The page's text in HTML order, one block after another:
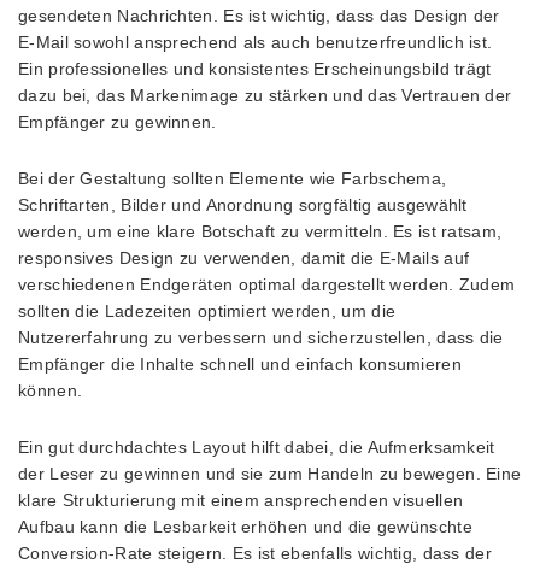
gesendeten Nachrichten. Es ist wichtig, dass das Design der
E-Mail sowohl ansprechend als auch benutzerfreundlich ist.
Ein professionelles und konsistentes Erscheinungsbild trägt
dazu bei, das Markenimage zu stärken und das Vertrauen der
Empfänger zu gewinnen.
Bei der Gestaltung sollten Elemente wie Farbschema,
Schriftarten, Bilder und Anordnung sorgfältig ausgewählt
werden, um eine klare Botschaft zu vermitteln. Es ist ratsam,
responsives Design zu verwenden, damit die E-Mails auf
verschiedenen Endgeräten optimal dargestellt werden. Zudem
sollten die Ladezeiten optimiert werden, um die
Nutzererfahrung zu verbessern und sicherzustellen, dass die
Empfänger die Inhalte schnell und einfach konsumieren
können.
Ein gut durchdachtes Layout hilft dabei, die Aufmerksamkeit
der Leser zu gewinnen und sie zum Handeln zu bewegen. Eine
klare Strukturierung mit einem ansprechenden visuellen
Aufbau kann die Lesbarkeit erhöhen und die gewünschte
Conversion-Rate steigern. Es ist ebenfalls wichtig, dass der